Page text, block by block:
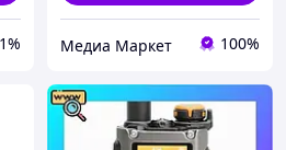
Медиа Маркет 100%